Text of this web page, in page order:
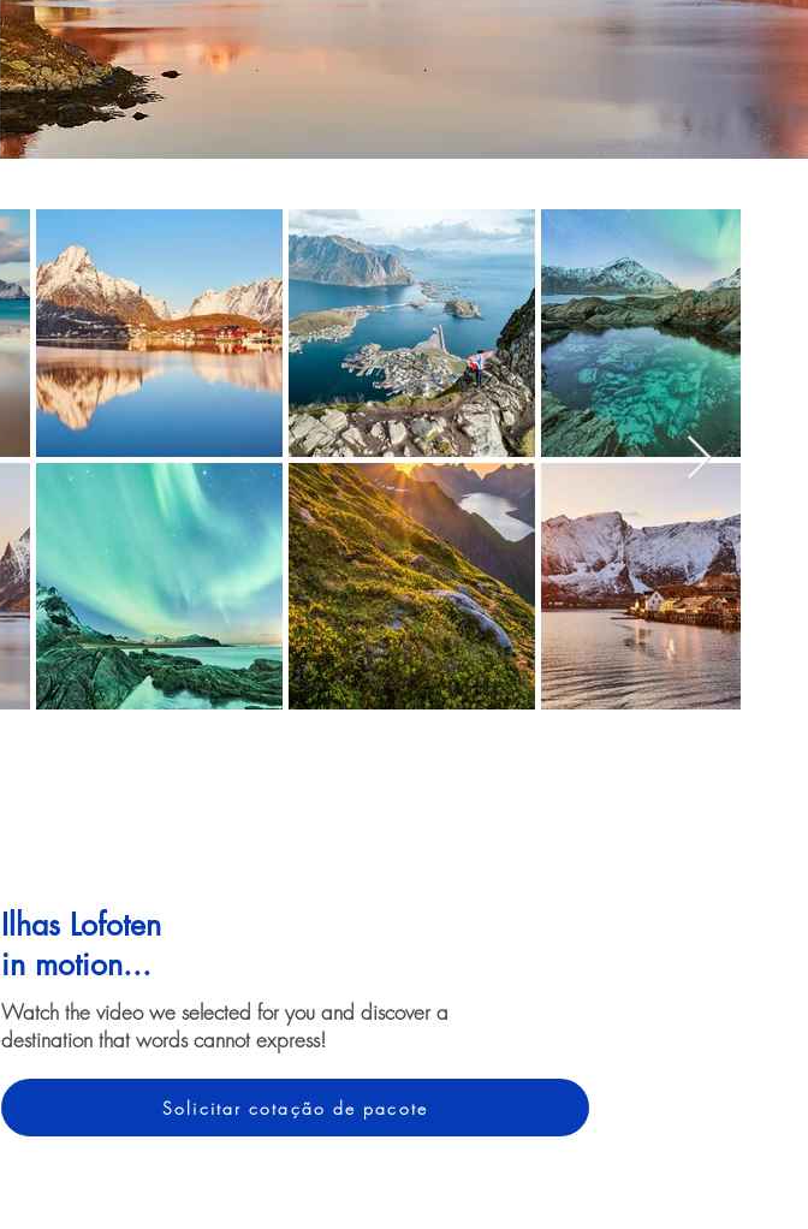
Ilhas Lofoten
in motion...
Watch the video we selected for you and discover a
destination that words cannot express!
Solicitar cotação de pacote